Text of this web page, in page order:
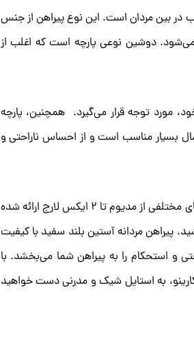
در بین مردان است. این نوع پیراهن از جنس
دوشین نوعی پارچه است که اغلب از
مورد توجه قرار می‌گیرد. همچنین، پارچه
بسیار مناسب است و از احساس ناراحتی و
پیراهن مردانه آستین بلند سفید کارینو از جنس پارچه دوشین در سایزهای مختلفی از مدیوم تا 2 ایکس لارج ارائه شده
پیراهن مردانه آستین بلند سفید با کیفیت
و استحکام را به پیراهن شما می‌بخشد. با
کارینو، به استایل شیک و مدرنی دست خواهید